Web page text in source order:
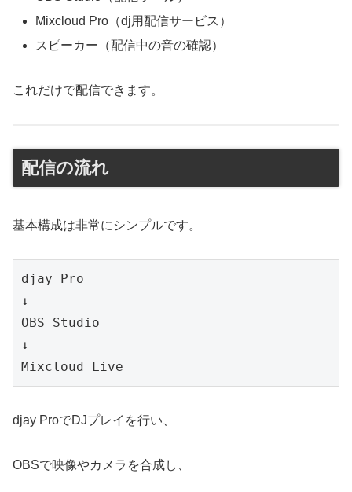
Mixcloud Pro（dj用配信サービス）
スピーカー（配信中の音の確認）
これだけで配信できます。
配信の流れ
基本構成は非常にシンプルです。
djay Pro
↓
OBS Studio
↓
djay ProでDJプレイを行い、
OBSで映像やカメラを合成し、